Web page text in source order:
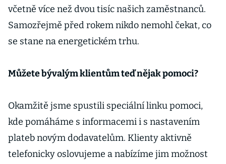
včetně více než dvou tisíc našich zaměstnanců.
Samozřejmě před rokem nikdo nemohl čekat, co
se stane na energetickém trhu.
Můžete bývalým klientům teď nějak pomoci?
Okamžitě jsme spustili speciální linku pomoci,
kde pomáháme s informacemi i s nastavením
plateb novým dodavatelům. Klienty aktivně
telefonicky oslovujeme a nabízíme jim možnost